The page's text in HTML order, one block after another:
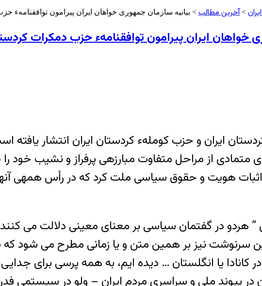
>آخرین مطالب > بیانیه سازمان جمهوری خواهان ایران پیرامون
خواهان ایران پیرامون توافقنامهء حزب دمکرات
ایران و حزب کومله‏ء کردستان ایران انتشار
متمادی از مراحل متفاوت مبارزه‏ی پرفراز و نشیب
اثبات هویت و حقوق سیاسی ملت کرد که در رأس همه‏ی
سرنوشت نیز بر همین متن و یا زمانی مطرح می شود
کانادا یا انگلستان … دیده ایم، به همه پرسی برای
در پیوند ملی و سراسری مردم ایران – ولو در